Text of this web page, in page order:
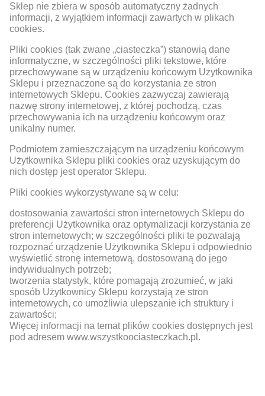
Sklep nie zbiera w sposób automatyczny żadnych
informacji, z wyjątkiem informacji zawartych w plikach
cookies.
Pliki cookies (tak zwane „ciasteczka”) stanowią dane
informatyczne, w szczególności pliki tekstowe, które
przechowywane są w urządzeniu końcowym Użytkownika
Sklepu i przeznaczone są do korzystania ze stron
internetowych Sklepu. Cookies zazwyczaj zawierają
nazwę strony internetowej, z której pochodzą, czas
przechowywania ich na urządzeniu końcowym oraz
unikalny numer.
Podmiotem zamieszczającym na urządzeniu końcowym
Użytkownika Sklepu pliki cookies oraz uzyskującym do
nich dostęp jest operator Sklepu.
Pliki cookies wykorzystywane są w celu:
dostosowania zawartości stron internetowych Sklepu do
preferencji Użytkownika oraz optymalizacji korzystania ze
stron internetowych; w szczególności pliki te pozwalają
rozpoznać urządzenie Użytkownika Sklepu i odpowiednio
wyświetlić stronę internetową, dostosowaną do jego
indywidualnych potrzeb;
tworzenia statystyk, które pomagają zrozumieć, w jaki
sposób Użytkownicy Sklepu korzystają ze stron
internetowych, co umożliwia ulepszanie ich struktury i
zawartości;
Więcej informacji na temat plików cookies dostępnych jest
pod adresem www.wszystkoociasteczkach.pl.